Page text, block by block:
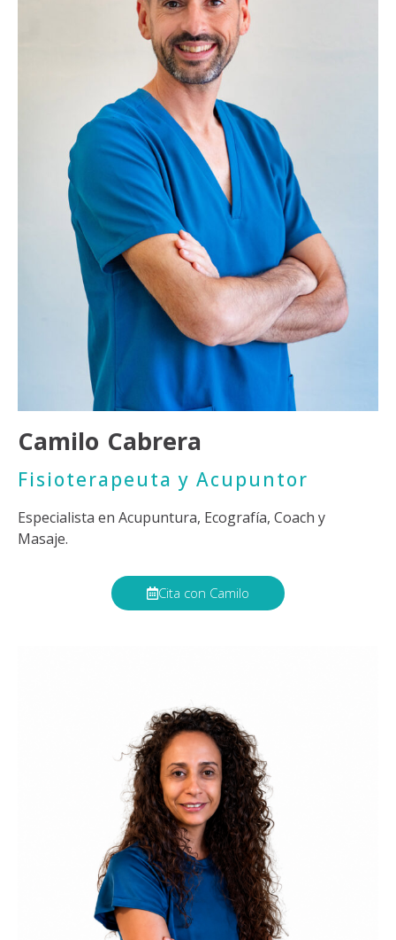
Camilo Cabrera
Fisioterapeuta y Acupuntor
Especialista en Acupuntura, Ecografía, Coach y
Masaje.
Cita con Camilo